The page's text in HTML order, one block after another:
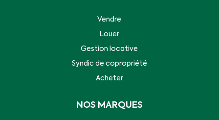
Vendre
Louer
Gestion locative
Syndic de copropriété
Acheter
NOS MARQUES